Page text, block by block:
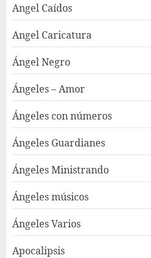
Angel Caídos
Angel Caricatura
Ángel Negro
Ángeles – Amor
Ángeles con números
Ángeles Guardianes
Ángeles Ministrando
Ángeles músicos
Ángeles Varios
Apocalipsis